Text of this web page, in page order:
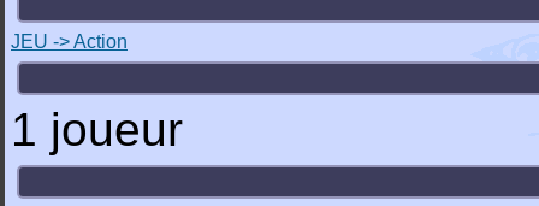
JEU -> Action
1 joueur